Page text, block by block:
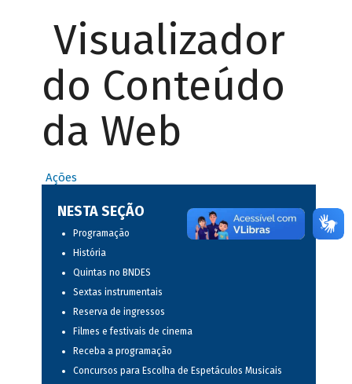
Visualizador
do Conteúdo
da Web
Ações
NESTA SEÇÃO
Programação
História
Quintas no BNDES
Sextas instrumentais
Reserva de ingressos
Filmes e festivais de cinema
Receba a programação
Concursos para Escolha de Espetáculos Musicais